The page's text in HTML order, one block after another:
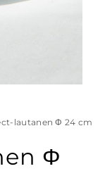
lautanen Φ 24 cm
Φ